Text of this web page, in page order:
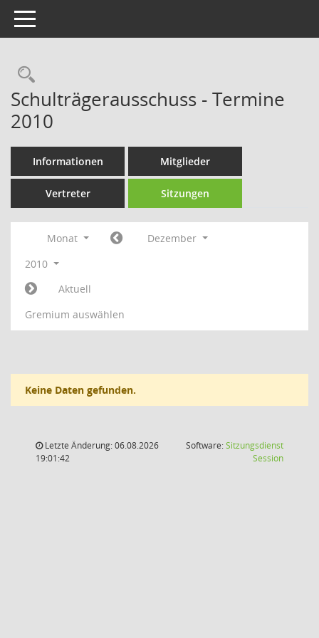
Toggle navigation
Rechercheauswahl
Schulträgerausschuss - Termine
2010
Informationen Mitglieder
Vertreter Sitzungen
Monat
Dezember
2010
Aktuell
Gremium auswählen
Keine Daten gefunden.
Letzte Änderung: 06.08.2026
19:01:42
Software:Sitzungsdienst
Session(Wird in